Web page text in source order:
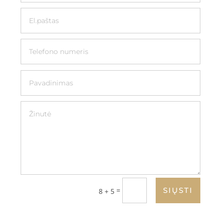
8 + 5 = SIŲSTI